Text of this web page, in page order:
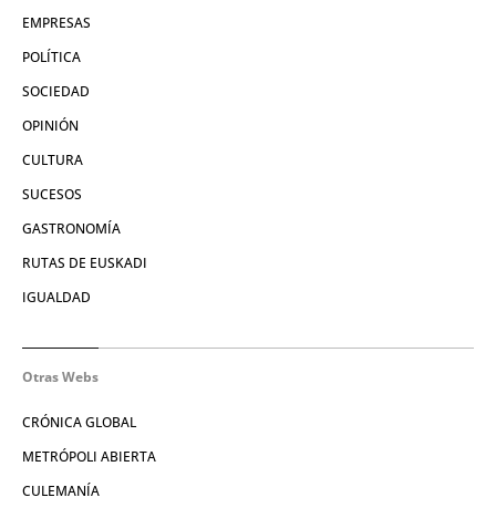
EMPRESAS
POLÍTICA
SOCIEDAD
OPINIÓN
CULTURA
SUCESOS
GASTRONOMÍA
RUTAS DE EUSKADI
IGUALDAD
Otras Webs
CRÓNICA GLOBAL
METRÓPOLI ABIERTA
CULEMANÍA